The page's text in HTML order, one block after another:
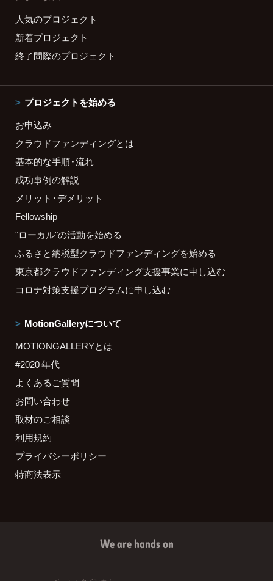
人気のプロジェクト
新着プロジェクト
終了間際のプロジェクト
プロジェクトを始める
お申込み
クラウドファンディングとは
基本的な手順・流れ
成功事例の解説
メリット・デメリット
Fellowship
"ローカル"の活動を始める
ふるさと納税型クラウドファンディングを始める
東京都クラウドファンディング支援事業に申し込む
コロナ対策支援プログラムに申し込む
MotionGalleryについて
MOTIONGALLERYとは
#2020 年代
よくあるご質問
お問い合わせ
取材のご相談
利用規約
プライバシーポリシー
特商法表示
We are hands on